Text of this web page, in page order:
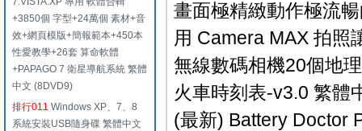
+3850個 字型+24萬個 素材+音
效+網頁模版+簡報範本+450本
性愛教學+26套 算命軟體
+PAPAGO 7 衛星導航系統 繁體
中文 (8DVD9)
排行011 Windows XP、7、8
系統安裝USB隨身碟 繁體中文
畫面極精緻動作極流
用 Camera MAX 拍照
無線數碼相機20個地
火車時刻表-v3.0 繁體
(最新) Battery Doctor